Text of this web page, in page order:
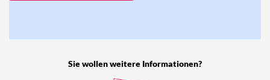
Sie wollen weitere Informationen?